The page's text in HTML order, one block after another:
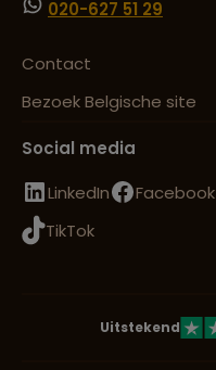
020-627 51 29
Contact
Bezoek Belgische site
Social media
LinkedIn
Facebook
TikTok
Uitstekend